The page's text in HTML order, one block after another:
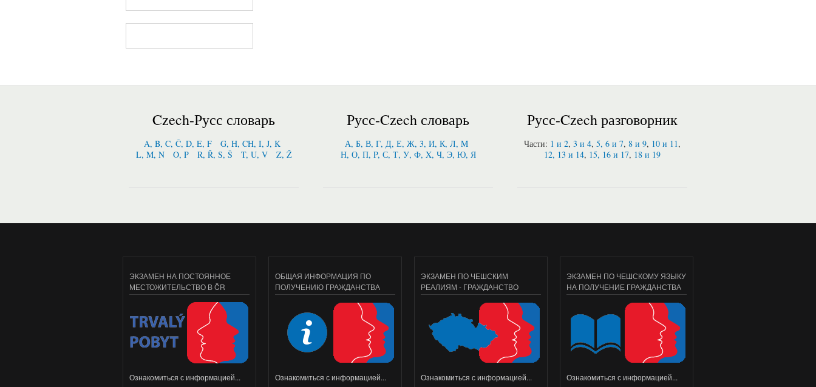
Czech-Русс словарь
A, B, C, Č, D, E, F
G, H, CH, I, J, K
L, M, N
O, P R, Ř, S, Š T, U, V Z, Ž
Русс-Czech словарь
А, Б, В, Г, Д, Е, Ж, 3, И, К, Л, M
Н, О, П, P, С, Т, У, Ф, X, Ч, Э, Ю, Я
Русс-Czech разговорник
Части: 1 и 2, 3 и 4, 5, 6 и 7, 8 и 9, 10 и 11,
12, 13 и 14, 15, 16 и 17, 18 и 19
ЭКЗАМЕН НА ПОСТОЯННОЕ
МЕСТОЖИТЕЛЬСТВО В ČR
Ознакомиться с информацией...
ОБЩАЯ ИНФОРМАЦИЯ ПО
ПОЛУЧЕНИЮ ГРАЖДАНСТВА
Ознакомиться с информацией...
ЭКЗАМЕН ПО ЧЕШСКИМ
РЕАЛИЯМ - ГРАЖДАНСТВО
Ознакомиться с информацией...
ЭКЗАМЕН ПО ЧЕШСКОМУ ЯЗЫКУ
НА ПОЛУЧЕНИЕ ГРАЖДАНСТВА
Ознакомиться с информацией...